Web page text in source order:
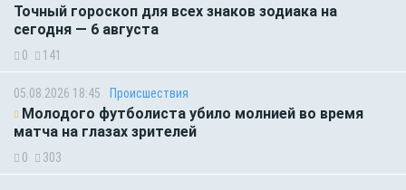
Точный гороскоп для всех знаков зодиака на
сегодня — 6 августа
0 141
05.08.2026 18:45 Происшествия
Молодого футболиста убило молнией во время
матча на глазах зрителей
0 303